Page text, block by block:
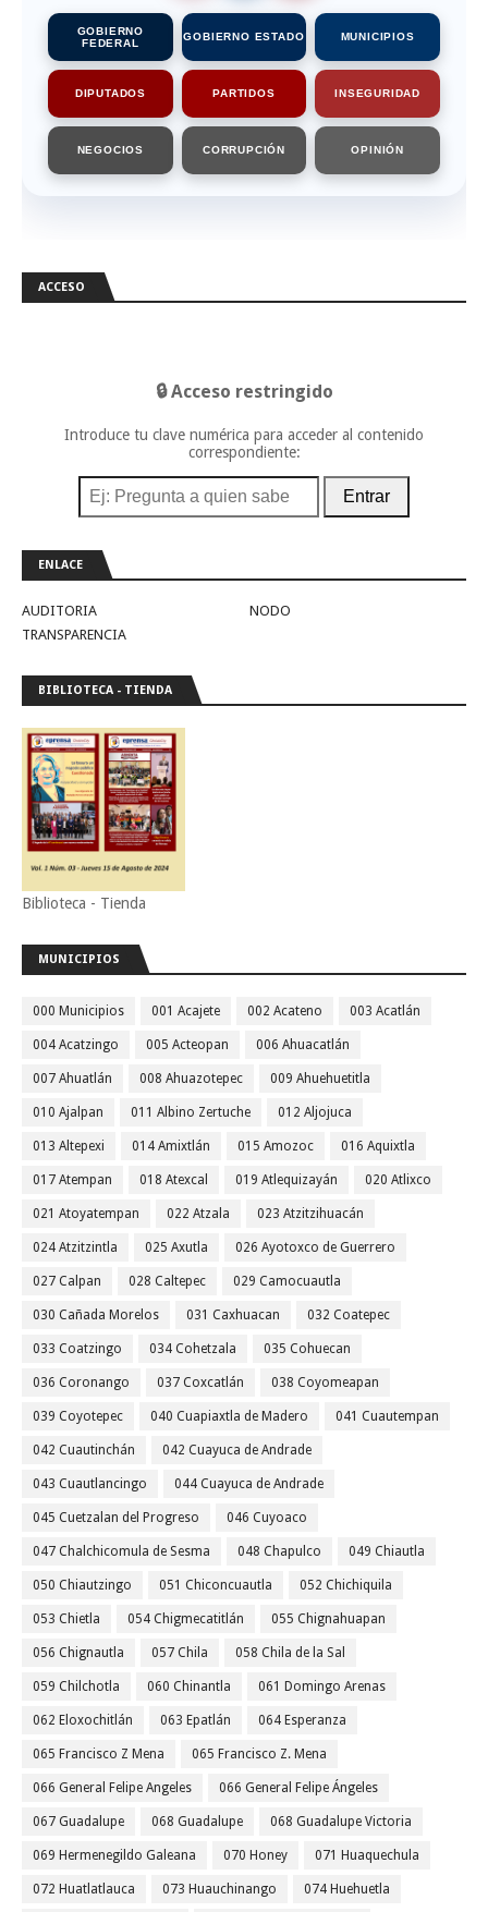
GOBIERNO
FEDERAL
GOBIERNO ESTADO MUNICIPIOS
DIPUTADOS PARTIDOS INSEGURIDAD
NEGOCIOS CORRUPCIÓN OPINIÓN
ACCESO
🔒 Acceso restringido
Introduce tu clave numérica para acceder al contenido
correspondiente:
Entrar
ENLACE
AUDITORIA
NODO
TRANSPARENCIA
BIBLIOTECA - TIENDA
Biblioteca - Tienda
MUNICIPIOS
000 Municipios 001 Acajete 002 Acateno 003 Acatlán
004 Acatzingo 005 Acteopan 006 Ahuacatlán
007 Ahuatlán 008 Ahuazotepec 009 Ahuehuetitla
010 Ajalpan 011 Albino Zertuche 012 Aljojuca
013 Altepexi 014 Amixtlán 015 Amozoc 016 Aquixtla
017 Atempan 018 Atexcal 019 Atlequizayán 020 Atlixco
021 Atoyatempan 022 Atzala 023 Atzitzihuacán
024 Atzitzintla 025 Axutla 026 Ayotoxco de Guerrero
027 Calpan 028 Caltepec 029 Camocuautla
030 Cañada Morelos 031 Caxhuacan 032 Coatepec
033 Coatzingo 034 Cohetzala 035 Cohuecan
036 Coronango 037 Coxcatlán 038 Coyomeapan
039 Coyotepec 040 Cuapiaxtla de Madero 041 Cuautempan
042 Cuautinchán 042 Cuayuca de Andrade
043 Cuautlancingo 044 Cuayuca de Andrade
045 Cuetzalan del Progreso 046 Cuyoaco
047 Chalchicomula de Sesma 048 Chapulco 049 Chiautla
050 Chiautzingo 051 Chiconcuautla 052 Chichiquila
053 Chietla 054 Chigmecatitlán 055 Chignahuapan
056 Chignautla 057 Chila 058 Chila de la Sal
059 Chilchotla 060 Chinantla 061 Domingo Arenas
062 Eloxochitlán 063 Epatlán 064 Esperanza
065 Francisco Z Mena 065 Francisco Z. Mena
066 General Felipe Angeles 066 General Felipe Ángeles
067 Guadalupe 068 Guadalupe 068 Guadalupe Victoria
069 Hermenegildo Galeana 070 Honey 071 Huaquechula
072 Huatlatlauca 073 Huauchinango 074 Huehuetla